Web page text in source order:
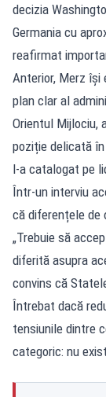
decizia
Germania cu
reafirmat
Anterior, Merz își
plan clar al
Orientul Mijlociu,
poziție delicată
l-a catalogat pe
Într-un interviu
că diferențele de
„Trebuie să
diferită asupra
convins că
Întrebat dacă
tensiunile dintre
categoric: nu